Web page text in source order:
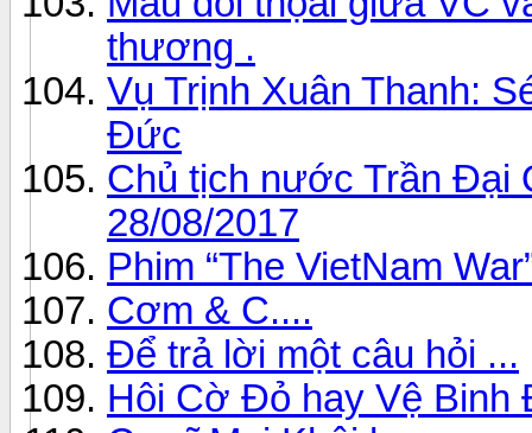
thương .
Vụ Trịnh Xuân Thanh:
Đức
Chủ tịch nước Trần Đại
28/08/2017
Phim “The VietNam
Cơm & C....
Để trả lời một câu hỏi ...
Hôi Cờ Đỏ hay Vệ Binh